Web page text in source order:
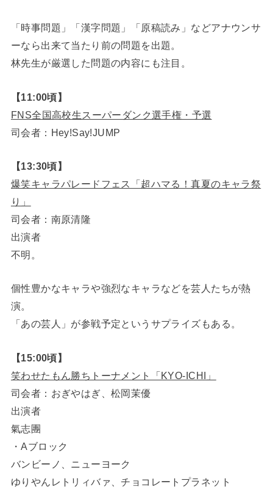
「時事問題」「漢字問題」「原稿読み」などアナウンサ
ーなら出来て当たり前の問題を出題。
林先生が厳選した問題の内容にも注目。
【11:00頃】
FNS全国高校生スーパーダンク選手権・予選
司会者：Hey!Say!JUMP
【13:30頃】
爆笑キャラパレードフェス「超ハマる！真夏のキャラ祭
り」
司会者：南原清隆
出演者
不明。
個性豊かなキャラや強烈なキャラなどを芸人たちが熱
演。
「あの芸人」が参戦予定というサプライズもある。
【15:00頃】
笑わせたもん勝ちトーナメント「KYO-ICHI」
司会者：おぎやはぎ、松岡茉優
出演者
氣志團
・Aブロック
バンビーノ、ニューヨーク
ゆりやんレトリィバァ、チョコレートプラネット